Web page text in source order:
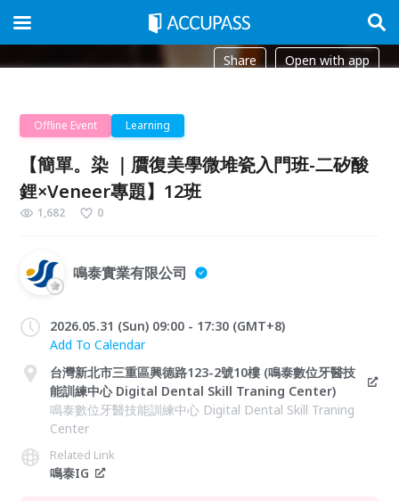
Share Open with app
Offline Event Learning
【簡單。染 ｜贋復美學微堆瓷入門班-二矽酸
鋰×Veneer專題】12班
1,682 0
鳴泰實業有限公司
2026.05.31 (Sun) 09:00 - 17:30 (GMT+8)
Add To Calendar
台灣新北市三重區興德路123-2號10樓 (鳴泰數位牙醫技
能訓練中心 Digital Dental Skill Traning Center)
鳴泰數位牙醫技能訓練中心 Digital Dental Skill Traning
Center
Related Link
鳴泰IG